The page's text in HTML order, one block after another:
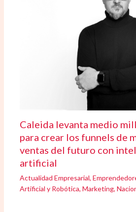
Caleida levanta medio
para crear los funnels de
ventas del futuro con
artificial
Actualidad Empresarial,
Artificial y Robótica,Marketing,